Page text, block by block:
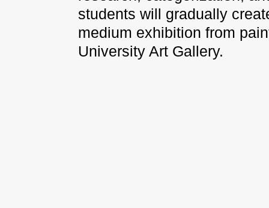
students will gradually
medium exhibition from
University Art Gallery.